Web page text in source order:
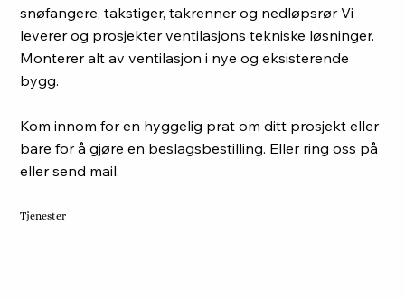
snøfangere, takstiger, takrenner og nedløpsrør Vi
leverer og prosjekter ventilasjons tekniske løsninger.
Monterer alt av ventilasjon i nye og eksisterende
bygg.
Kom innom for en hyggelig prat om ditt prosjekt eller
bare for å gjøre en beslagsbestilling. Eller ring oss på
eller send mail.
Tjenester